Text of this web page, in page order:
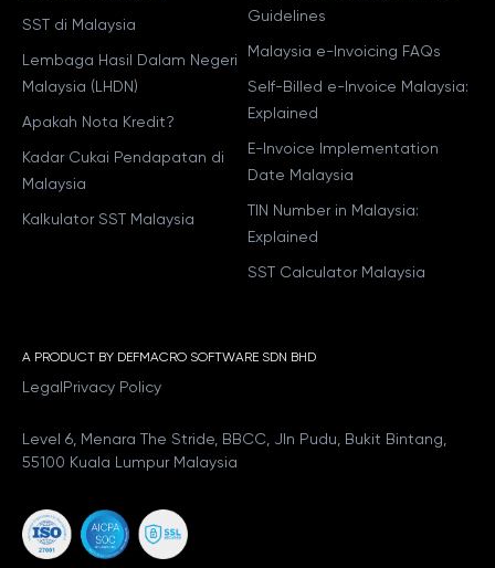
SST di Malaysia
Lembaga Hasil Dalam Negeri
Malaysia (LHDN)
Apakah Nota Kredit?
Kadar Cukai Pendapatan di
Malaysia
Kalkulator SST Malaysia
Guidelines
Malaysia e-Invoicing FAQs
Self-Billed e-Invoice Malaysia:
Explained
E-Invoice Implementation
Date Malaysia
TIN Number in Malaysia:
Explained
SST Calculator Malaysia
A PRODUCT BY DEFMACRO SOFTWARE SDN BHD
LegalPrivacy Policy
Level 6, Menara The Stride, BBCC, Jln Pudu, Bukit Bintang,
55100 Kuala Lumpur Malaysia